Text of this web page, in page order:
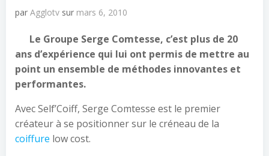
par Agglotv sur mars 6, 2010
Le Groupe Serge Comtesse, c’est plus de 20
ans d’expérience qui lui ont permis de mettre au
point un ensemble de méthodes innovantes et
performantes.
Avec Self’Coiff, Serge Comtesse est le premier
créateur à se positionner sur le créneau de la
coiffure low cost.